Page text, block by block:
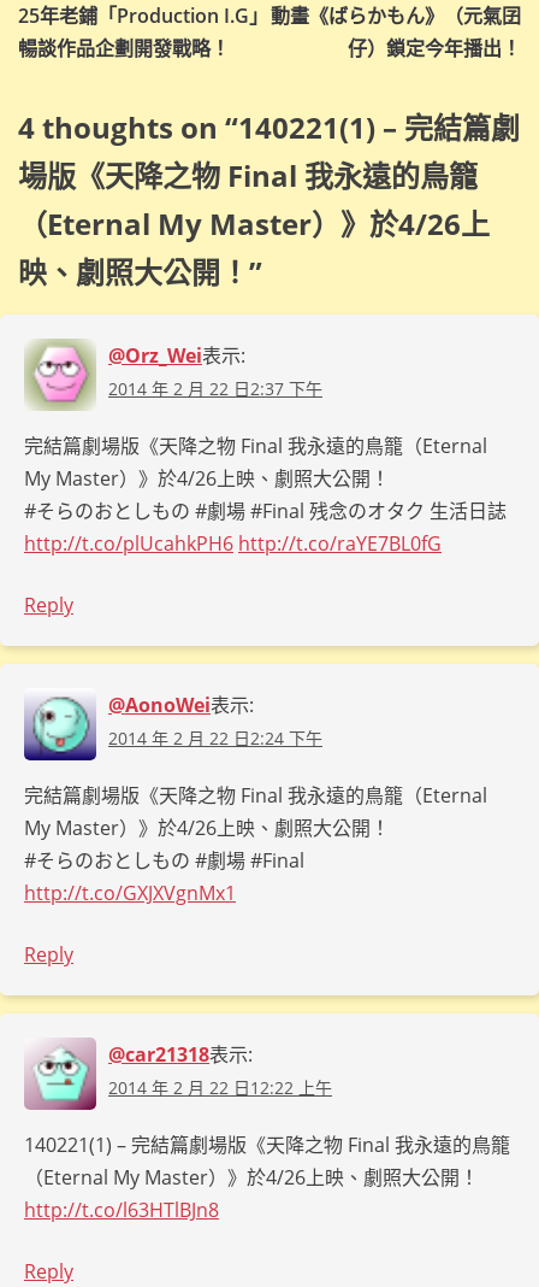
導
覽
25年老鋪「Production I.G」
暢談作品企劃開發戰略！
動畫《ばらかもん》（元氣囝
仔）鎖定今年播出！
4 thoughts on “140221(1) – 完結篇劇
場版《天降之物 Final 我永遠的鳥籠
（Eternal My Master）》於4/26上
映、劇照大公開！ ”
@Orz_Wei表示:
2014 年 2 月 22 日2:37 下午
完結篇劇場版《天降之物 Final 我永遠的鳥籠（Eternal
My Master）》於4/26上映、劇照大公開！
#そらのおとしもの #劇場 #Final 残念のオタク 生活日誌
http://t.co/plUcahkPH6 http://t.co/raYE7BL0fG
Reply
@AonoWei表示:
2014 年 2 月 22 日2:24 下午
完結篇劇場版《天降之物 Final 我永遠的鳥籠（Eternal
My Master）》於4/26上映、劇照大公開！
#そらのおとしもの #劇場 #Final
http://t.co/GXJXVgnMx1
Reply
@car21318表示:
2014 年 2 月 22 日12:22 上午
140221(1) – 完結篇劇場版《天降之物 Final 我永遠的鳥籠
（Eternal My Master）》於4/26上映、劇照大公開！
http://t.co/l63HTlBJn8
Reply